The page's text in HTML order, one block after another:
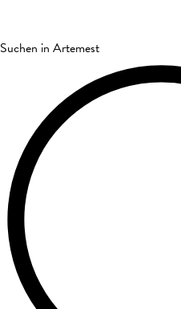
Suchen in Artemest